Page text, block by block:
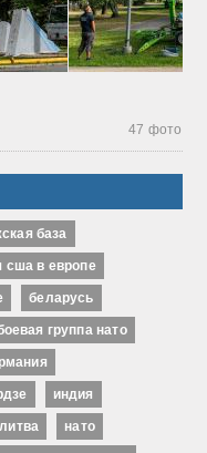
47 фото
база
сша в европе
беларусь
группа нато
индия
литва нато